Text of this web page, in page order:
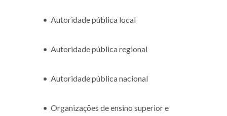
• Autoridade pública local
• Autoridade pública regional
• Autoridade pública nacional
• Organizações de ensino superior e